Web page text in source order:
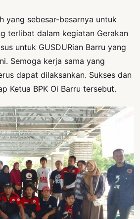
yang sebesar-besarnya untuk
terlibat dalam kegiatan Gerakan
untuk GUSDURian Barru yang
Semoga kerja sama yang
dapat dilaksankan. Sukses dan
Ketua BPK Oi Barru tersebut.